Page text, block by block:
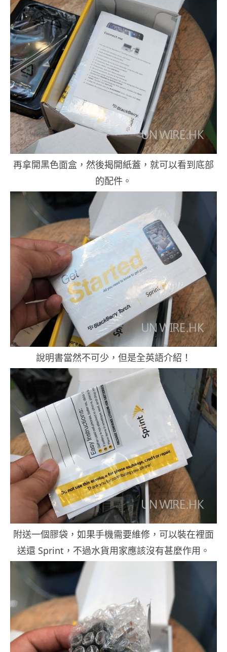
再拿開黑色面盒，然後揭開紙蓋，就可以看到底部
的配件。
說明書當然不可少，但是全英語介紹！
附送一個膠袋，如果手機需要維修，可以裝在裡面
送還 Sprint，不過水貨用家應該沒有甚麼作用。